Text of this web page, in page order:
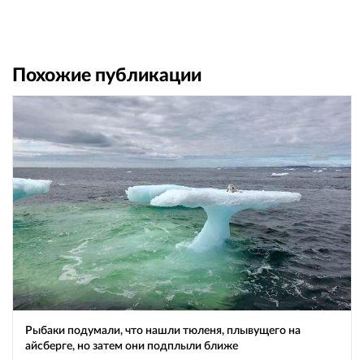
Похожие публикации
Рыбаки подумали, что нашли тюленя, плывущего на
айсберге, но затем они подплыли ближе